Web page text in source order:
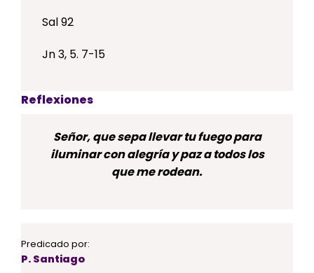
Sal 92
Jn 3, 5. 7-15
Reflexiones
Señor, que sepa llevar tu fuego para
iluminar con alegría y paz a todos los
que me rodean.
Predicado por:
P. Santiago